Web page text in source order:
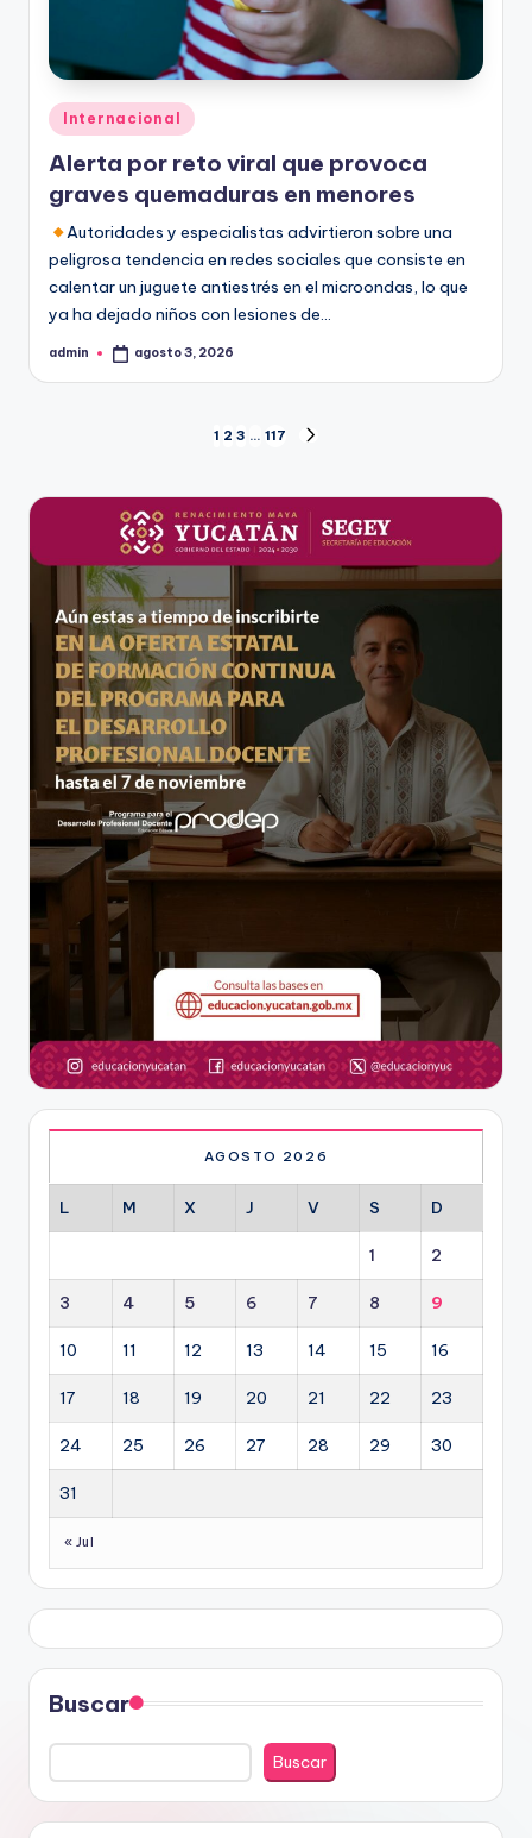
Publicado
en
Internacional
Alerta por reto viral que provoca
graves quemaduras en menores
Autoridades y especialistas advirtieron sobre una
peligrosa tendencia en redes sociales que consiste en
calentar un juguete antiestrés en el microondas, lo que
ya ha dejado niños con lesiones de…
Publicado
admin agosto 3, 2026
Paginación
de
entradas
1 2 3 … 117
AGOSTO 2026
L M X J V S D
1 2
3 4 5 6 7 8 9
10 11 12 13 14 15 16
17 18 19 20 21 22 23
24 25 26 27 28 29 30
31
« Jul
Buscar
Buscar